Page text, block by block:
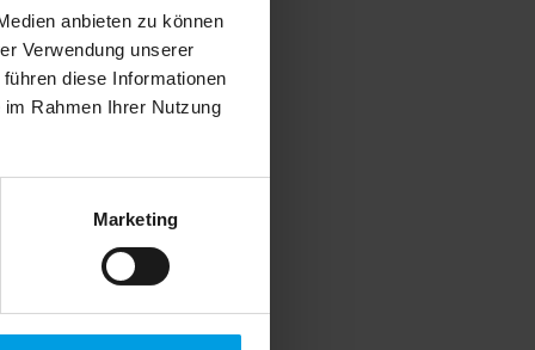
anbieten zu können
Verwendung unserer
diese Informationen
Rahmen Ihrer Nutzung
Marketing